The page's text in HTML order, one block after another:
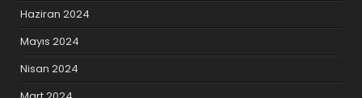
Haziran 2024
Mayıs 2024
Nisan 2024